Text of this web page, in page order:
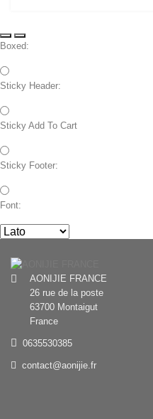
Boxed:
Sticky Header:
Sticky Add To Cart
Sticky Footer:
Font:
AONIJIE FRANCE
26 rue de la poste
63700 Montaigut
France
0635530385
contact@aonijie.fr